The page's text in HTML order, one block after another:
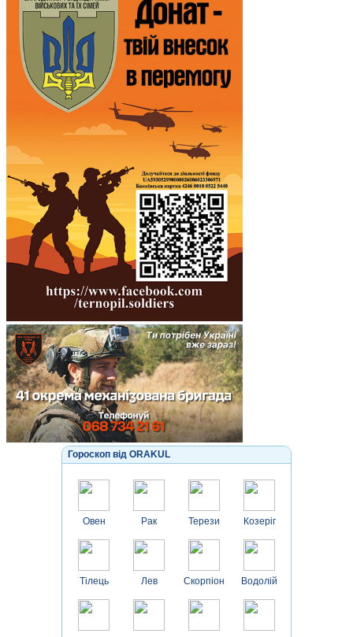
Гороскоп від ORAKUL
Овен
Тілець
Рак
Лев
Терези
Скорпіон
Козеріг
Водолій